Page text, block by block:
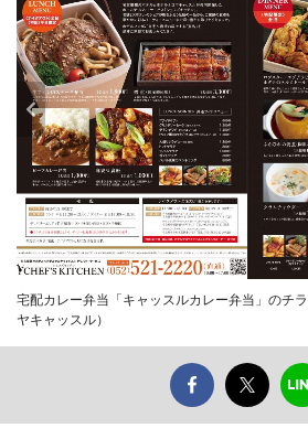
宅配カレー弁当「キャッスルカレー弁当」のチ
ヤキャッスル）